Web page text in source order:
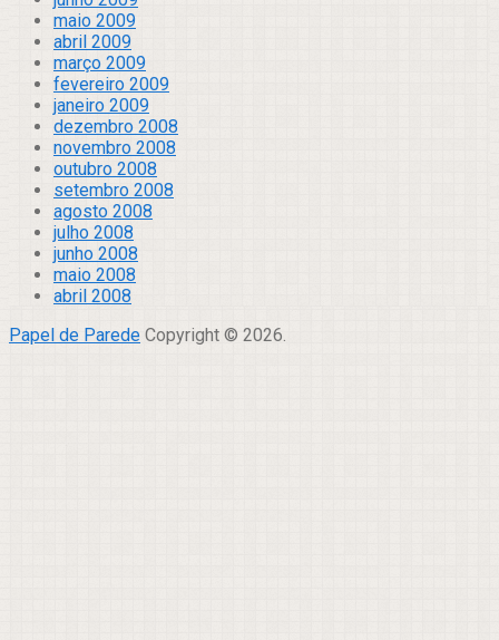
maio 2009
abril 2009
março 2009
fevereiro 2009
janeiro 2009
dezembro 2008
novembro 2008
outubro 2008
setembro 2008
agosto 2008
julho 2008
junho 2008
maio 2008
abril 2008
Papel de Parede Copyright © 2026.